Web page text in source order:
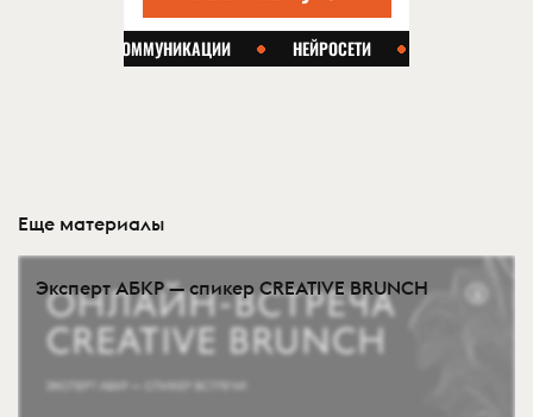
Еще материалы
Эксперт АБКР — спикер CREATIVE BRUNCH